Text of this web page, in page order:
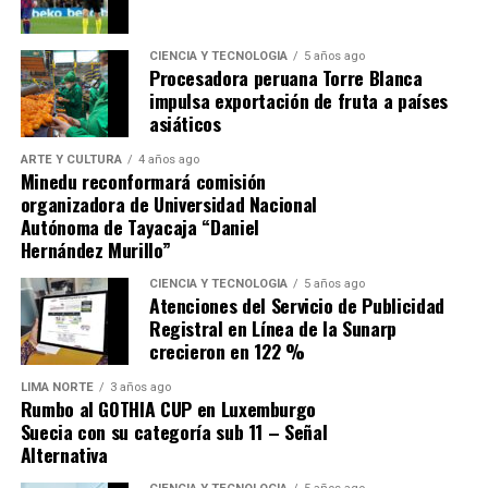
muchísimo éxito siendo bien recibidas por la gran
Y con frases como: “Ganémosle a la dictadura de los
eternos candidatos del distrito”, “Con corazón todo sale
mejor”, “Alcaldes sin investigaciones fiscales”, entre
otras, ha logrado calar en las preferencias sumado a que
sus 18 años de experiencia y trayectoria en la cultura y
en la gestión pública lo avalan. Libros publicados con
ediciones agotadas, premios literarios obtenidos y
CIENCIA Y TECNOLOGÍA 5 años ago
Procesadora peruana Torre Blanca
impulsa exportación de fruta a países
asiáticos
ARTE Y CULTURA 4 años ago
Minedu reconformará comisión
organizadora de Universidad Nacional
Autónoma de Tayacaja “Daniel
Hernández Murillo”
CIENCIA Y TECNOLOGÍA 5 años ago
Atenciones del Servicio de Publicidad
Registral en Línea de la Sunarp
crecieron en 122 %
LIMA NORTE 3 años ago
Rumbo al GOTHIA CUP en Luxemburgo
Suecia con su categoría sub 11 – Señal
Alternativa